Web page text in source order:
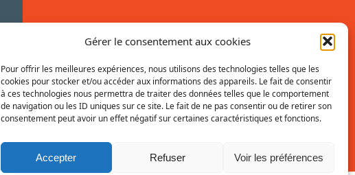
Gérer le consentement aux cookies
Pour offrir les meilleures expériences, nous utilisons des technologies telles que les
cookies pour stocker et/ou accéder aux informations des appareils. Le fait de consentir
à ces technologies nous permettra de traiter des données telles que le comportement
de navigation ou les ID uniques sur ce site. Le fait de ne pas consentir ou de retirer son
consentement peut avoir un effet négatif sur certaines caractéristiques et fonctions.
Accepter Refuser Voir les préférences
Inscrivez-vous à la newsletter
Vous recevrez régulièrement les dernières
actualités du SRI.
INSCRIPTION